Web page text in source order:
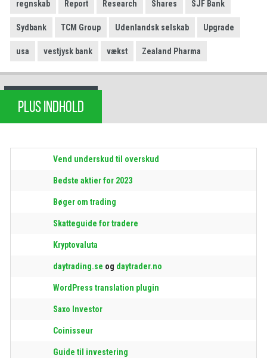
regnskab Report Research Shares SJF Bank
Sydbank TCM Group Udenlandsk selskab Upgrade
usa vestjysk bank vækst Zealand Pharma
PLUS INDHOLD
Vend underskud til overskud
Bedste aktier for 2023
Bøger om trading
Skatteguide for tradere
Kryptovaluta
daytrading.se og daytrader.no
WordPress translation plugin
Saxo Investor
Coinisseur
Guide til investering